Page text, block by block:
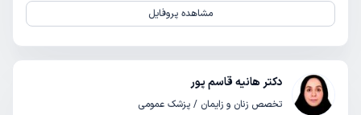
مشاهده پروفایل
دکتر هانیه قاسم پور
تخصص زنان و زایمان / پزشک عمومی